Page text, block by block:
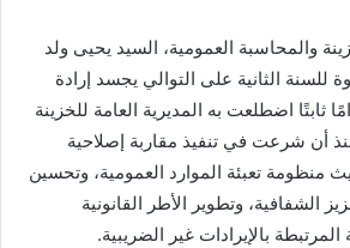
والمحاسبة العمومية، السيد يحيى ولد
للسنة الثانية على التوالي يجسد إرادة
ثابتًا اضطلعت به المديرية العامة للخزينة
أن شرعت في تنفيذ مقاربة إصلاحية
منظومة تعبئة الموارد العمومية، وتحسين
الشفافية، وتطوير الأطر القانونية
المرتبطة بالإيرادات غير الضريبية.